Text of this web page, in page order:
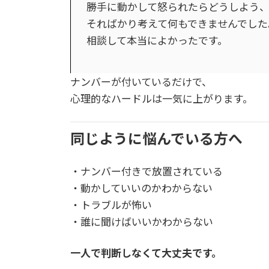
勝手に動かして怒られたらどうしよう、
そればかり考えて何もできませんでし
相談して本当によかったです。
ナンバーが付いているだけで、
心理的なハードルは一気に上がります。
同じように悩んでいる方へ
・ナンバー付きで放置されている
・動かしていいのかわからない
・トラブルが怖い
・誰に聞けばいいかわからない
一人で判断しなくて大丈夫です。